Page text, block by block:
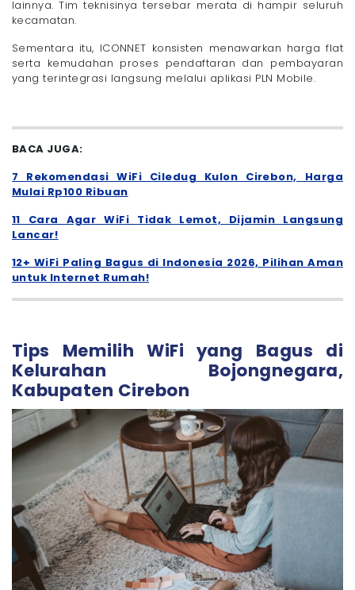
lainnya. Tim teknisinya tersebar merata di hampir seluruh
kecamatan.
Sementara itu, ICONNET konsisten menawarkan harga flat
serta kemudahan proses pendaftaran dan pembayaran
yang terintegrasi langsung melalui aplikasi PLN Mobile.
BACA JUGA:
7 Rekomendasi WiFi Ciledug Kulon Cirebon, Harga
Mulai Rp100 Ribuan
11 Cara Agar WiFi Tidak Lemot, Dijamin Langsung
Lancar!
12+ WiFi Paling Bagus di Indonesia 2026, Pilihan Aman
untuk Internet Rumah!
Tips Memilih WiFi yang Bagus di
Kelurahan Bojongnegara,
Kabupaten Cirebon